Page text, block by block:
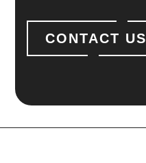
CONTACT US